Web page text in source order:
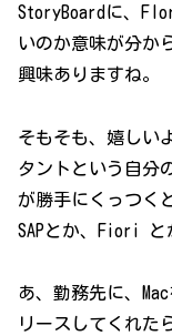
StoryBoardに、
いのか意味が分か
興味ありますね。
そもそも、嬉しい
タントという自分
が勝手にくっつく
SAPとか、Fiori と
あ、勤務先に、
リースしてくれた